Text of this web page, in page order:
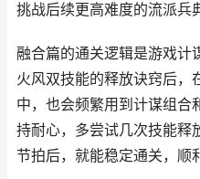
挑战后续更高难度的流派兵
融合篇的通关逻辑是游戏计
火风双技能的释放诀窍后，
中，也会频繁用到计谋组合
持耐心，多尝试几次技能释
节拍后，就能稳定通关，顺